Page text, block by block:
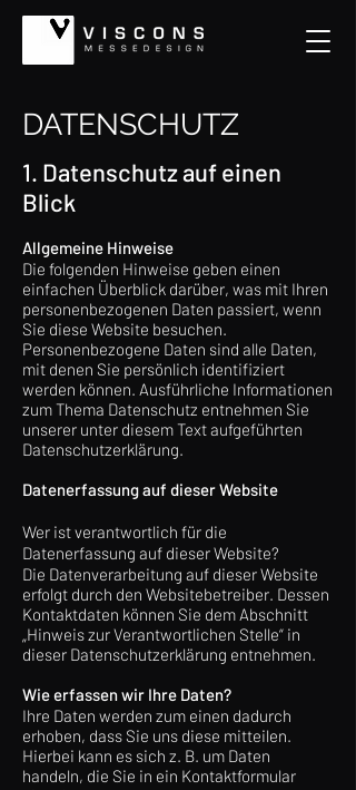
DATENSCHUTZ
1. Datenschutz auf einen
Blick
Allgemeine Hinweise
Die folgenden Hinweise geben einen
einfachen Überblick darüber, was mit Ihren
personenbezogenen Daten passiert, wenn
Sie diese Website besuchen.
Personenbezogene Daten sind alle Daten,
mit denen Sie persönlich identifiziert
werden können. Ausführliche Informationen
zum Thema Datenschutz entnehmen Sie
unserer unter diesem Text aufgeführten
Datenschutzerklärung.
Datenerfassung auf dieser Website
Wer ist verantwortlich für die
Datenerfassung auf dieser Website?
Die Datenverarbeitung auf dieser Website
erfolgt durch den Websitebetreiber. Dessen
Kontaktdaten können Sie dem Abschnitt
„Hinweis zur Verantwortlichen Stelle“ in
dieser Datenschutzerklärung entnehmen.
Wie erfassen wir Ihre Daten?
Ihre Daten werden zum einen dadurch
erhoben, dass Sie uns diese mitteilen.
Hierbei kann es sich z. B. um Daten
handeln, die Sie in ein Kontaktformular